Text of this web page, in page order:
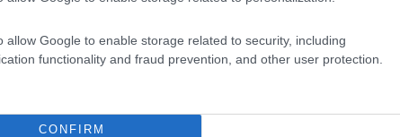
allow Google to enable storage related to security, including
functionality and fraud prevention, and other user protection.
CONFIRM
ΤΟΥ PAGENEWS ΣΤΟ GOOGLE NEWS